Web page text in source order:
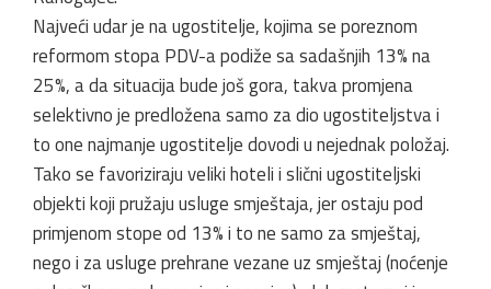
Najveći udar je na ugostitelje, kojima se poreznom
reformom stopa PDV-a podiže sa sadašnjih 13% na
25%, a da situacija bude još gora, takva promjena
selektivno je predložena samo za dio ugostiteljstva i
to one najmanje ugostitelje dovodi u nejednak položaj.
Tako se favoriziraju veliki hoteli i slični ugostiteljski
objekti koji pružaju usluge smještaja, jer ostaju pod
primjenom stope od 13% i to ne samo za smještaj,
nego i za usluge prehrane vezane uz smještaj (noćenje